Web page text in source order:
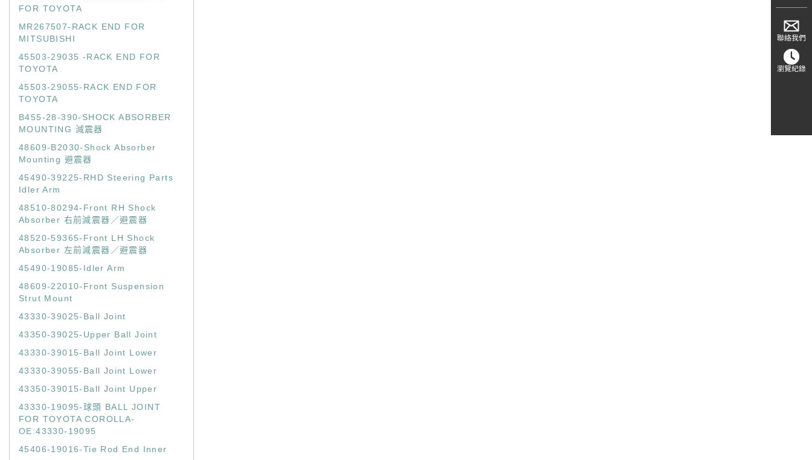
FOR TOYOTA
MR267507-RACK END FOR
MITSUBISHI
45503-29035 -RACK END FOR
TOYOTA
45503-29055-RACK END FOR
TOYOTA
B455-28-390-SHOCK ABSORBER
MOUNTING 減震器
48609-B2030-Shock Absorber
Mounting 避震器
45490-39225-RHD Steering Parts
Idler Arm
48510-80294-Front RH Shock
Absorber 右前減震器／避震器
48520-59365-Front LH Shock
Absorber 左前減震器／避震器
45490-19085-Idler Arm
48609-22010-Front Suspension
Strut Mount
43330-39025-Ball Joint
43350-39025-Upper Ball Joint
43330-39015-Ball Joint Lower
43330-39055-Ball Joint Lower
43350-39015-Ball Joint Upper
43330-19095-球頭 BALL JOINT
FOR TOYOTA COROLLA-
OE:43330-19095
45406-19016-Tie Rod End Inner
聯絡我們
瀏覽紀錄